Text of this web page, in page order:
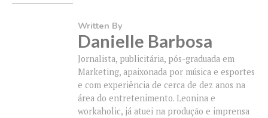
Written By
Danielle Barbosa
Jornalista, publicitária, pós-graduada em
Marketing, apaixonada por música e esportes
e com experiência de cerca de dez anos na
área do entretenimento. Leonina e
workaholic, já atuei na produção e imprensa